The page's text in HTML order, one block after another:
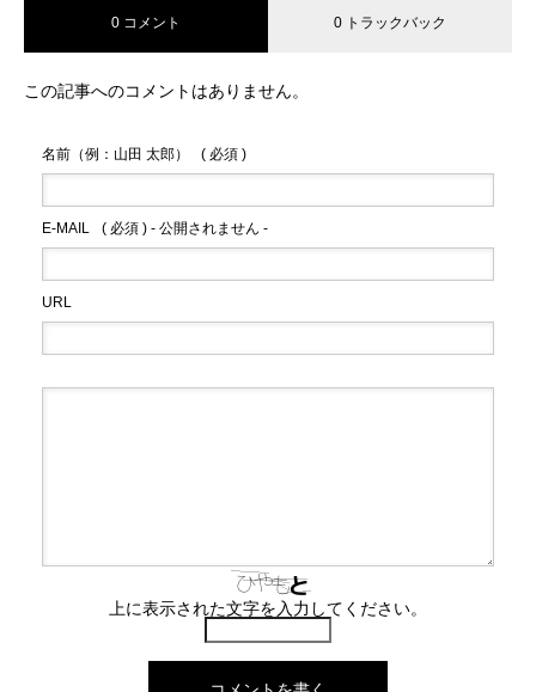
0 コメント 0 トラックバック
この記事へのコメントはありません。
名前（例：山田 太郎） ( 必須 )
E-MAIL ( 必須 ) - 公開されません -
URL
上に表示された文字を入力してください。